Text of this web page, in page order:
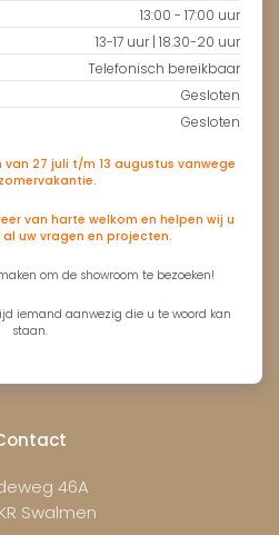
13:00 - 17:00 uur
13-17 uur | 18.30-20 uur
Telefonisch bereikbaar
Gesloten
Gesloten
27 juli t/m 13 augustus vanwege
van harte welkom en helpen wij u
uw vragen en projecten.
om de showroom te bezoeken!
iemand aanwezig die u te woord kan
staan.
46A
Swalmen